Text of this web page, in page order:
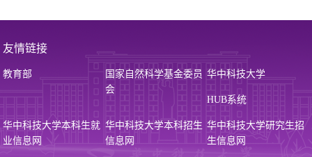
友情链接
教育部
国家自然科学基金委员
会
华中科技大学
HUB系统
华中科技大学本科生就
业信息网
华中科技大学本科招生
信息网
华中科技大学研究生招
生信息网